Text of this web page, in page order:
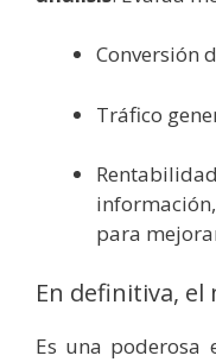
Conversión
Tráfico
para
En definitiva,
Es una poderosa